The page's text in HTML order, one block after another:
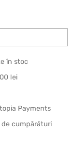
în stoc
lei
Payments
cumpărături